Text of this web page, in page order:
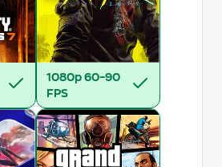
1080p 60–90
FPS